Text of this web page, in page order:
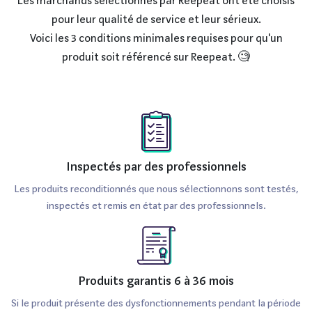
programmation. Avec ses 2 To de stockage SSD, les
utilisateurs bénéficient d'un espace conséquent pour
leurs fichiers, tout en profitant de temps de chargement
En termes de connectivité, le MacBook Pro 16” (2021) est
équipé de plusieurs ports Thunderbolt 4, d’un port HDMI
et d’un lecteur de carte SD, répondant ainsi à tous les
1080p avec prise en charge du HDR offre des
à la batterie, elle offre une autonomie exceptionnelle
d’environ 21 heures, ce qui permet de travailler toute la
journée sans se soucier de la recharge.
pour leur qualité de service et leur sérieux.
Voici les 3 conditions minimales requises pour qu'un
produit soit référencé sur Reepeat. 🧐
Inspectés par des professionnels
Les produits reconditionnés que nous sélectionnons sont testés,
inspectés et remis en état par des professionnels.
Produits garantis 6 à 36 mois
Si le produit présente des dysfonctionnements pendant la période